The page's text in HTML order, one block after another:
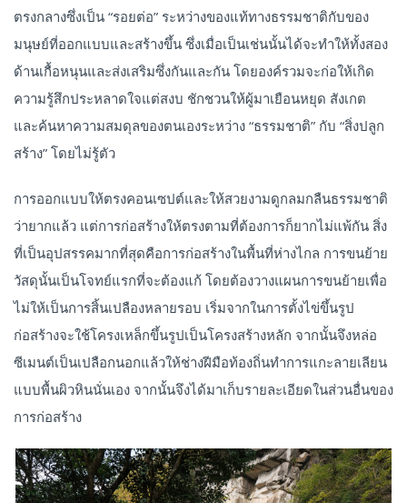
ตรงกลางซึ่งเป็น “รอยต่อ” ระหว่างของแท้ทางธรรมชาติกับของ
มนุษย์ที่ออกแบบและสร้างขึ้น ซึ่งเมื่อเป็นเช่นนั้นได้จะทำให้ทั้งสอง
ด้านเกื้อหนุนและส่งเสริมซึ่งกันและกัน โดยองค์รวมจะก่อให้เกิด
ความรู้สึกประหลาดใจแต่สงบ ชักชวนให้ผู้มาเยือนหยุด สังเกต
และค้นหาความสมดุลของตนเองระหว่าง “ธรรมชาติ” กับ “สิ่งปลูก
สร้าง” โดยไม่รู้ตัว
การออกแบบให้ตรงคอนเซปต์และให้สวยงามดูกลมกลืนธรรมชาติ
ว่ายากแล้ว แต่การก่อสร้างให้ตรงตามที่ต้องการก็ยากไม่แพ้กัน สิ่ง
ที่เป็นอุปสรรคมากที่สุดคือการก่อสร้างในพื้นที่ห่างไกล การขนย้าย
วัสดุนั้นเป็นโจทย์แรกที่จะต้องแก้ โดยต้องวางแผนการขนย้ายเพื่อ
ไม่ให้เป็นการสิ้นเปลืองหลายรอบ เริ่มจากในการตั้งไข่ขึ้นรูป
ก่อสร้างจะใช้โครงเหล็กขึ้นรูปเป็นโครงสร้างหลัก จากนั้นจึงหล่อ
ซีเมนต์เป็นเปลือกนอกแล้วให้ช่างฝีมือท้องถิ่นทำการแกะลายเลียน
แบบพื้นผิวหินนั่นเอง จากนั้นจึงได้มาเก็บรายละเอียดในส่วนอื่นของ
การก่อสร้าง